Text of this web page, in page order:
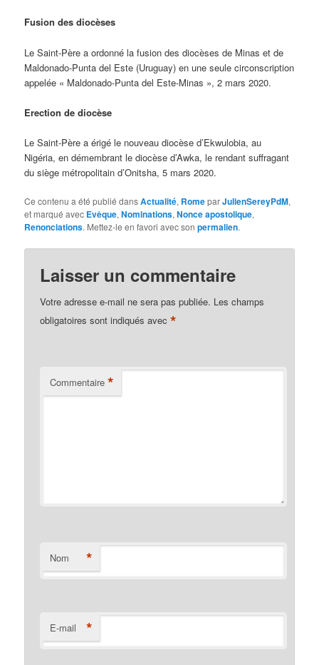
Fusion des diocèses
Le Saint-Père a ordonné la fusion des diocèses de Minas et de
Maldonado-Punta del Este (Uruguay) en une seule circonscription
appelée « Maldonado-Punta del Este-Minas », 2 mars 2020.
Erection de diocèse
Le Saint-Père a érigé le nouveau diocèse d’Ekwulobia, au
Nigéria, en démembrant le diocèse d’Awka, le rendant suffragant
du siège métropolitain d’Onitsha, 5 mars 2020.
Ce contenu a été publié dansActualité, RomeparJulienSereyPdM,
et marqué avec Evêque,Nominations,Nonce apostolique,
Renonciations. Mettez-le en favori avec sonpermalien.
Laisser un commentaire
Votre adresse e-mail ne sera pas publiée. Les champs
obligatoires sont indiqués avec*
Commentaire *
Nom *
E-mail *